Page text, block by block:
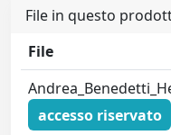
File in questo
File
accesso riservato